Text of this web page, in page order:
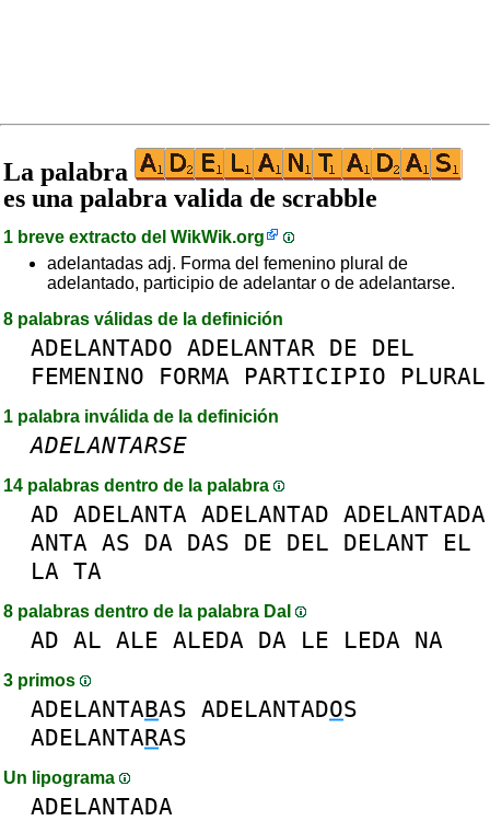
La palabra
es una palabra valida de scrabble
1 breve extracto del WikWik.org
adelantadas adj. Forma del femenino plural de
adelantado, participio de adelantar o de adelantarse.
8 palabras válidas de la definición
ADELANTADO ADELANTAR DE DEL
FEMENINO
FORMA PARTICIPIO PLURAL
1 palabra inválida de la definición
ADELANTARSE
14 palabras dentro de la palabra
AD ADELANTA ADELANTAD ADELANTADA
ANTA AS DA DAS DE DEL DELANT EL
LA TA
8 palabras dentro de la palabra DaI
AD AL ALE ALEDA DA LE LEDA NA
3 primos
ADELANTABAS ADELANTADOS
ADELANTARAS
Un lipograma
ADELANTADA